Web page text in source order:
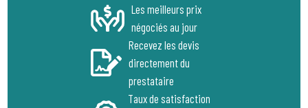
Les meilleurs prix
négociés au jour
Recevez les devis
directement du
prestataire
Taux de satisfaction